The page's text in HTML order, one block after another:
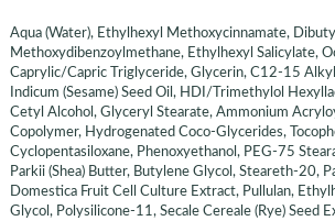
Aqua (Water), Ethylhexyl Methoxycinnamate,
Methoxydibenzoylmethane, Ethylhexyl Salicylate,
Caprylic/Capric Triglyceride, Glycerin, C12-15 Alkyl
Indicum (Sesame) Seed Oil, HDI/Trimethylol
Cetyl Alcohol, Glyceryl Stearate, Ammonium
Copolymer, Hydrogenated Coco-Glycerides,
Cyclopentasiloxane, Phenoxyethanol, PEG-75
Parkii (Shea) Butter, Butylene Glycol, Steareth-20,
Domestica Fruit Cell Culture Extract, Pullulan,
Glycol, Polysilicone-11, Secale Cereale (Rye) Seed